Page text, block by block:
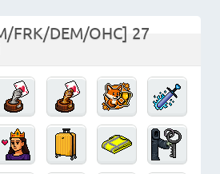
FRK/DEM/OHC] 27